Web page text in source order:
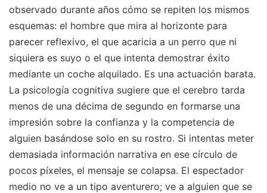
observado durante años cómo se repiten los mismos
esquemas: el hombre que mira al horizonte para
parecer reflexivo, el que acaricia a un perro que ni
siquiera es suyo o el que intenta demostrar éxito
mediante un coche alquilado. Es una actuación barata.
La psicología cognitiva sugiere que el cerebro tarda
menos de una décima de segundo en formarse una
impresión sobre la confianza y la competencia de
alguien basándose solo en su rostro. Si intentas meter
demasiada información narrativa en ese círculo de
pocos píxeles, el mensaje se colapsa. El espectador
medio no ve a un tipo aventurero; ve a alguien que se